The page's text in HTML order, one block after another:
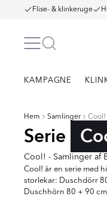
Flise- & klinkeruge
KAMPAGNE
Hem Samlinger Cool!
Serie
Cool! - Samlinger af
Cool! är en serie med
storlekar: Duschdörr
Duschhörn 80 + 90